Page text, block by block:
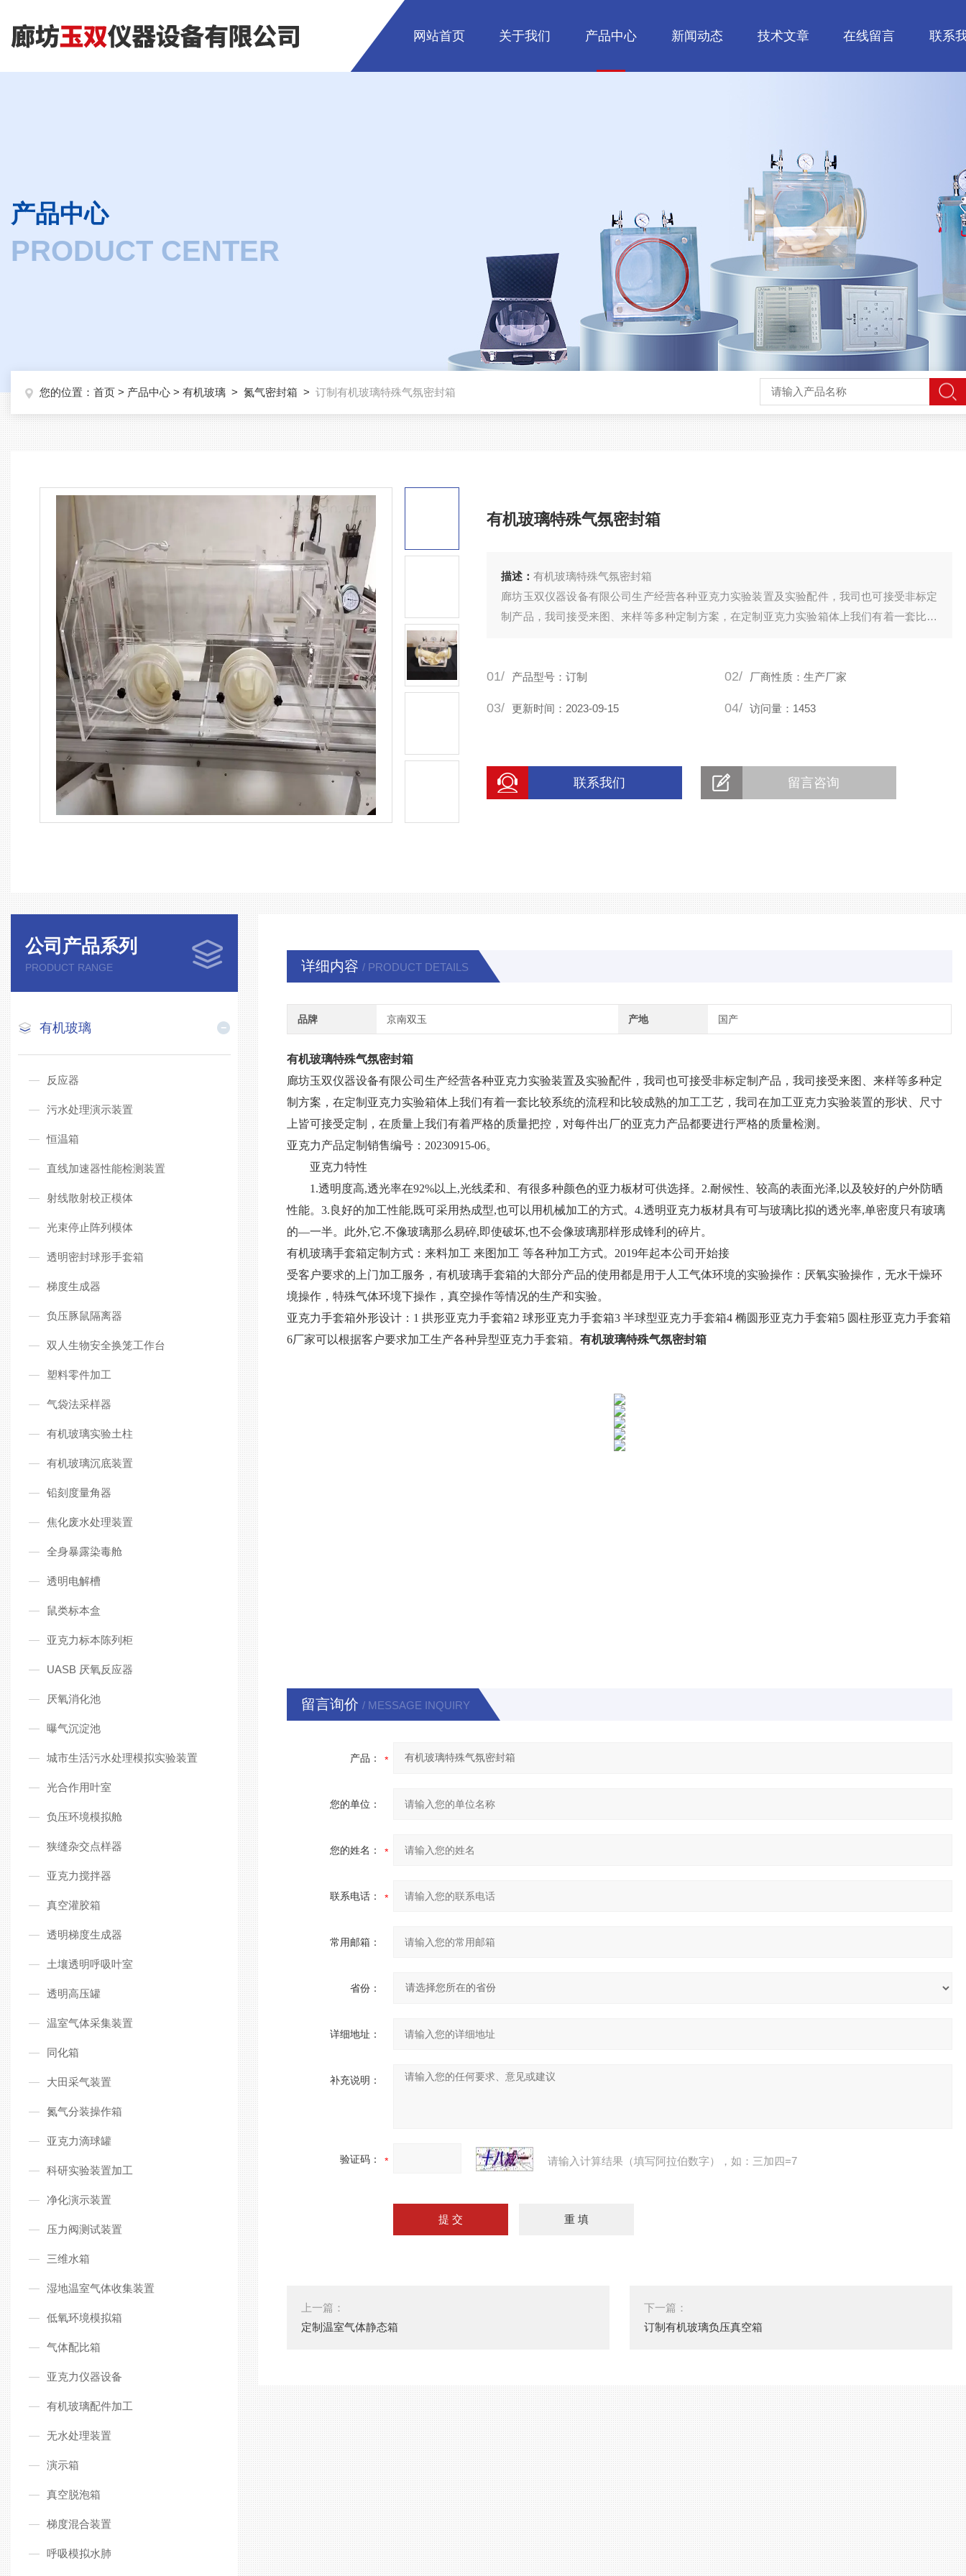
网站首页 关于我们 产品中心 新闻动态 技术文章 在线留言 联系
产品中心
PRODUCT CENTER
您的位置： 首页 > 产品中心 > 有机玻璃 > 氮气密封箱 > 订制有机玻璃特殊气氛密封箱
有机玻璃特殊气氛密封箱
描述：有机玻璃特殊气氛密封箱
廊坊玉双仪器设备有限公司生产经营各种亚克力实验装置及实验配件，我司也可接受非标定
制产品，我司接受来图、来样等多种定制方案，在定制亚克力实验箱体上我们有着一套比较
测。
01/ 产品型号：订制 02/ 厂商性质：生产厂家
03/ 更新时间：2023-09-15 04/ 访问量：1453
联系我们 留言咨询
公司产品系列
PRODUCT RANGE
有机玻璃
反应器
污水处理演示装置
恒温箱
直线加速器性能检测装置
射线散射校正模体
光束停止阵列模体
透明密封球形手套箱
梯度生成器
负压豚鼠隔离器
双人生物安全换笼工作台
塑料零件加工
气袋法采样器
有机玻璃实验土柱
有机玻璃沉底装置
铅刻度量角器
焦化废水处理装置
全身暴露染毒舱
透明电解槽
鼠类标本盒
亚克力标本陈列柜
UASB 厌氧反应器
厌氧消化池
曝气沉淀池
城市生活污水处理模拟实验装置
光合作用叶室
负压环境模拟舱
狭缝杂交点样器
亚克力搅拌器
真空灌胶箱
透明梯度生成器
土壤透明呼吸叶室
透明高压罐
温室气体采集装置
同化箱
大田采气装置
氮气分装操作箱
亚克力滴球罐
科研实验装置加工
净化演示装置
压力阀测试装置
三维水箱
湿地温室气体收集装置
低氧环境模拟箱
气体配比箱
亚克力仪器设备
有机玻璃配件加工
无水处理装置
演示箱
真空脱泡箱
梯度混合装置
呼吸模拟水肺
详细内容 / PRODUCT DETAILS
品牌 京南双玉 产地 国产
有机玻璃特殊气氛密封箱
廊坊玉双仪器设备有限公司生产经营各种亚克力实验装置及实验配件，我司也可接受非标定制产品，我司接受来图、来样等多种定
制方案，在定制亚克力实验箱体上我们有着一套比较系统的流程和比较成熟的加工工艺，我司在加工亚克力实验装置的形状、尺寸
上皆可接受定制，在质量上我们有着严格的质量把控，对每件出厂的亚克力产品都要进行严格的质量检测。
亚克力产品定制销售编号： 20230915-06。
亚克力特性
1.透明度高,透光率在92%以上,光线柔和、有很多种颜色的亚力板材可供选择。2.耐候性、较高的表面光泽,以及较好的户外防晒
性能。3.良好的加工性能,既可采用热成型,也可以用机械加工的方式。4.透明亚克力板材具有可与玻璃比拟的透光率,单密度只有玻璃
的—一半。此外,它.不像玻璃那么易碎,即使破坏,也不会像玻璃那样形成锋利的碎片。
有机玻璃手套箱定制方式：来料加工 来图加工 等各种加工方式。 2019年起本公司开始接
受客户要求的上门加工服务，有机玻璃手套箱的大部分产品的使用都是用于人工气体环境的实验操作：厌氧实验操作，无水干燥环
境操作，特殊气体环境下操作，真空操作等情况的生产和实验。
亚克力手套箱外形设计： 1 拱形亚克力手套箱2 球形亚克力手套箱3 半球型亚克力手套箱4 椭圆形亚克力手套箱5 圆柱形亚克力手套箱
6厂家可以根据客户要求加工生产各种异型亚克力手套箱。有机玻璃特殊气氛密封箱
留言询价 / MESSAGE INQUIRY
产品：
您的单位：
您的姓名：
联系电话：
常用邮箱：
省份：
详细地址：
补充说明：
验证码： 请输入计算结果（填写阿拉伯数字），如：三加四=7
上一篇：
定制温室气体静态箱
下一篇：
订制有机玻璃负压真空箱